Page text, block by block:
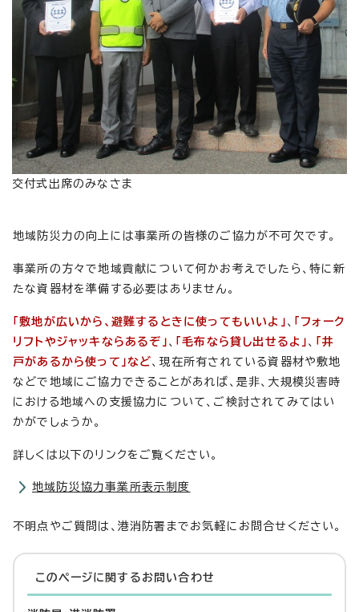
交付式出席のみなさま
地域防災力の向上には事業所の皆様のご協力が不可欠です。
事業所の方々で地域貢献について何かお考えでしたら、特に新
たな資器材を準備する必要はありません。
「敷地が広いから、避難するときに使ってもいいよ」 、
「フォーク
リフトやジャッキならあるぞ」 、 「毛布なら貸し出せるよ」 、
「井
戸があるから使って」など、現在所有されている資器材や敷地
などで地域にご協力できることがあれば、是非、大規模災害時
における地域への支援協力について、ご検討されてみてはい
かがでしょうか。
詳しくは以下のリンクをご覧ください。
地域防災協力事業所表示制度
不明点やご質問は、港消防署までお気軽にお問合せください。
このページに関する お問い合わせ